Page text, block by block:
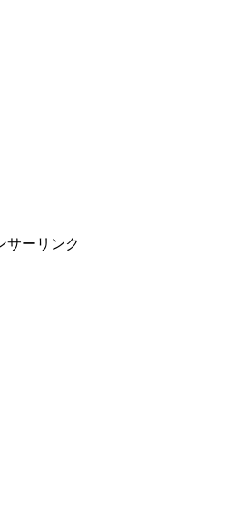
サーリンク